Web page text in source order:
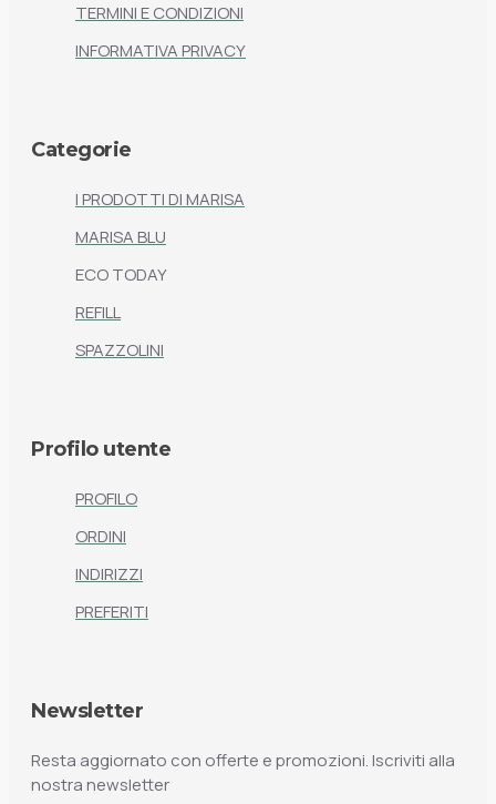
TERMINI E CONDIZIONI
INFORMATIVA PRIVACY
Categorie
I PRODOTTI DI MARISA
MARISA BLU
ECO TODAY
REFILL
SPAZZOLINI
Profilo utente
PROFILO
ORDINI
INDIRIZZI
PREFERITI
Newsletter
Resta aggiornato con offerte e promozioni. Iscriviti alla
nostra newsletter